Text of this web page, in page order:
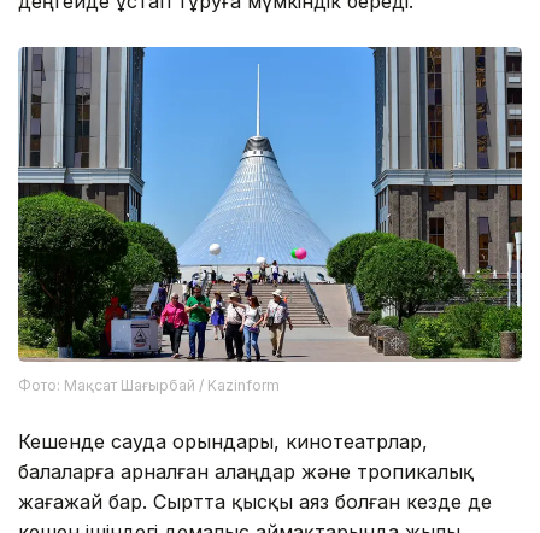
Фото: Мақсат Шағырбай / Kazinform
Кешенде сауда орындары, кинотеатрлар,
балаларға арналған алаңдар және тропикалық
жағажай бар. Сыртта қысқы аяз болған кезде де